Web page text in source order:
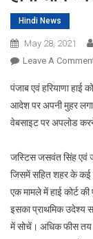
Hindi News
May 28, 2021
Leave A
पंजाब एवं हरियाणा
आदेश पर अपनी मुहर
वेबसाइट पर अपलोड
जस्टिस जसवंत सिंह एवं
जिसमें सहित शहर के कई
एक मामले में हाई कोर्ट
इसका प्राथमिक उदेश्य
में सोचें। अधिक फीस